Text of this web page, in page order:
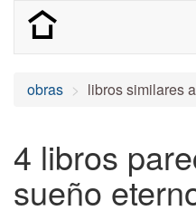
obras libros similares
4 libros
sueño